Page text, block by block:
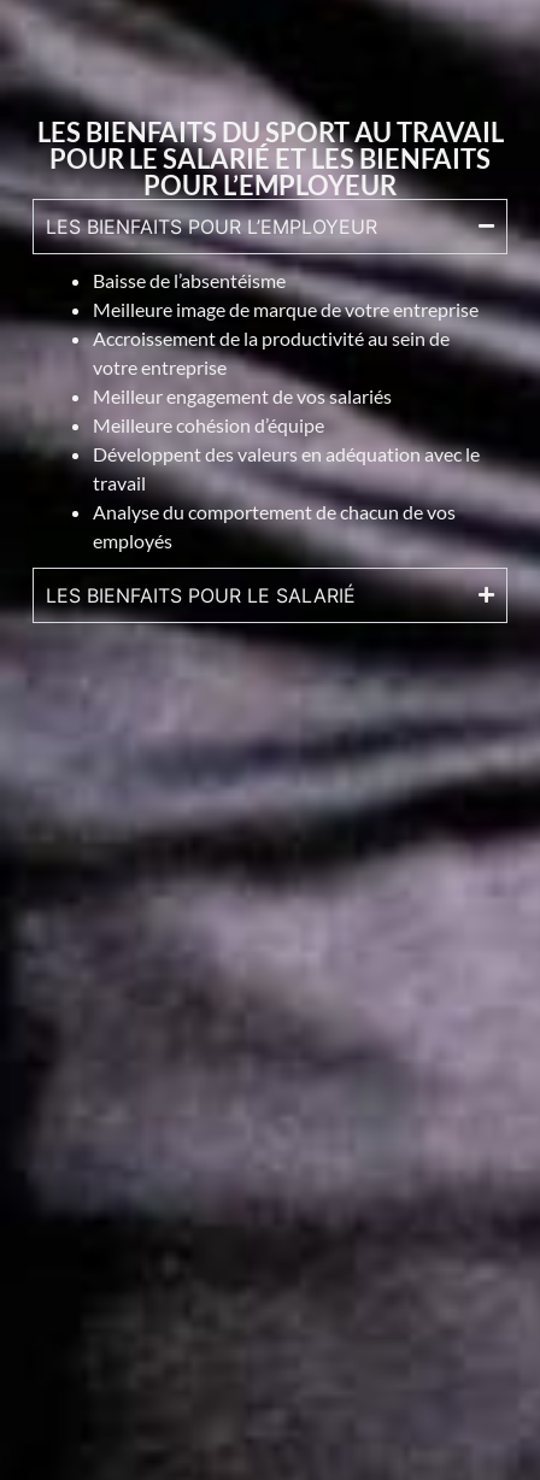
LES BIENFAITS DU SPORT AU TRAVAIL
POUR LE SALARIÉ ET LES BIENFAITS
POUR L’EMPLOYEUR
LES BIENFAITS POUR L’EMPLOYEUR
Baisse de l’absentéisme
Meilleure image de marque de votre entreprise
Accroissement de la productivité au sein de
votre entreprise
Meilleur engagement de vos salariés
Meilleure cohésion d’équipe
Développent des valeurs en adéquation avec le
travail
Analyse du comportement de chacun de vos
employés
LES BIENFAITS POUR LE SALARIÉ